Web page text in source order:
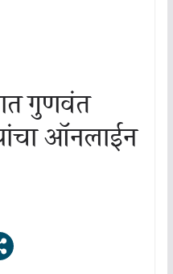
गुणवंत
यांचा ऑनलाईन